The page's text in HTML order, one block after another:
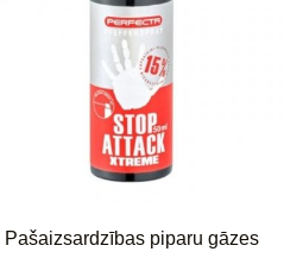
Pašaizsardzības piparu gāzes